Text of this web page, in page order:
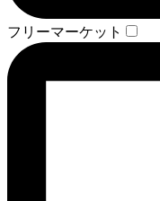
フリーマーケット